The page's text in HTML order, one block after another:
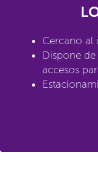
Cercano al
Dispone
accesos